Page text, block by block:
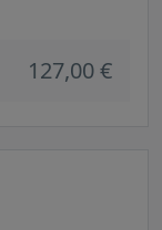
127,00 €